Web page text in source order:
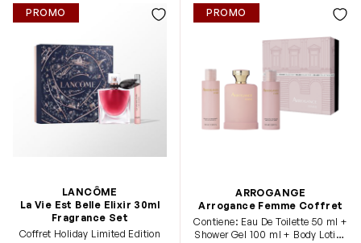
PROMO
LANCÔME
La Vie Est Belle Elixir 30ml
Fragrance Set
Coffret Holiday Limited Edition
PROMO
ARROGANGE
Arrogance Femme Coffret
Contiene: Eau De Toilette 50 ml +
Shower Gel 100 ml + Body Lotion